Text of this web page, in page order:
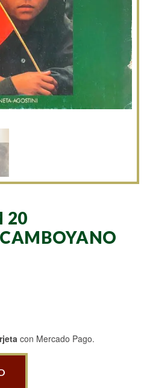
20
con Mercado Pago.